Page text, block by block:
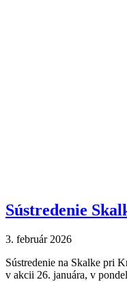
Sústredenie
3. február 2026
Sústredenie na Skalke pri
v akcii 26. januára, v